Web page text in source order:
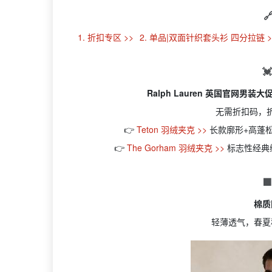
1. 折扣专区 >> 2. 单品|双面针织套头衫 四分拉链
Ralph Lauren 英国官网男装大
无需折扣码，
👉 Teton 羽绒夹克 >> 长款廓形+高蓬
👉The Gorham 羽绒夹克 >> 标志性经
棉
轻薄透气，春